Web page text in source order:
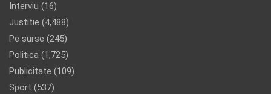
Interviu (16)
Justitie (4,488)
Pe surse (245)
Politica (1,725)
Publicitate (109)
Sport (537)